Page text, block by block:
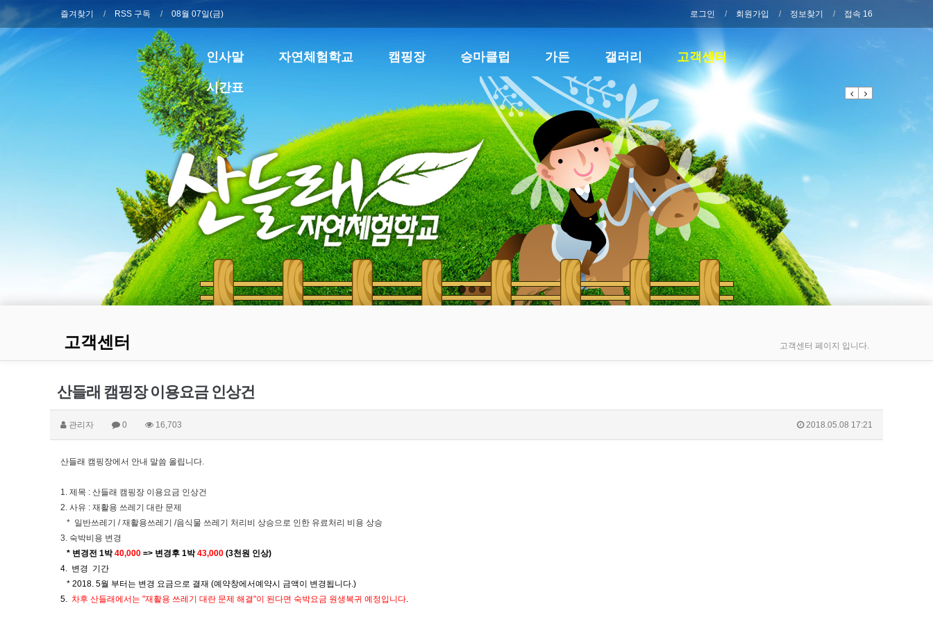
즐겨찾기 RSS 구독 08월 07일(금) 로그인 회원가입 정보찾기 접속 16
인사말 자연체험학교 캠핑장 승마클럽 가든 갤러리 고객센터
시간표 Previous
Next
고객센터 고객센터 페이지 입니다.
산들래 캠핑장 이용요금 인상건
관리자 0 16,703 2018.05.08 17:21
산들래 캠핑장에서 안내 말씀 올립니다.
1. 제목 : 산들래 캠핑장 이용요금 인상건
2. 사유 : 재활용 쓰레기 대란 문제
* 일반쓰레기 / 재활용쓰레기 /음식물 쓰레기 처리비 상승으로 인한 유료처리 비용 상승
3. 숙박비용 변경
* 변경전 1박40,000 => 변경후 1박43,000 (3천원 인상)
4. ​ 변경 기간
*​ 2018. 5월 부터는 변경 요금으로 결재 (예약창에서예약시 금액이 변경됩니다.)
5. 차후 산들래에서는 "재활용 쓰레기 대란 문제 해결"이 된다면 숙박요금 원생복귀 예정입니다.